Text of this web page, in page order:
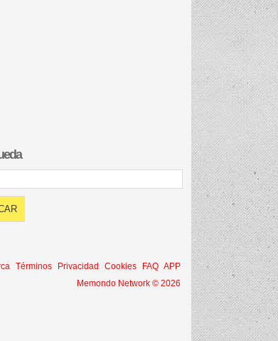
Términos Privacidad Cookies FAQ APP
Memondo Network © 2026